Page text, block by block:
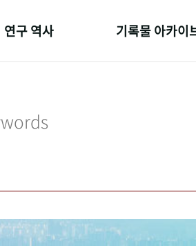
연구 역사
로 보는 연구 역사
기록물 아카이